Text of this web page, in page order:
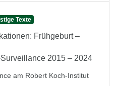
Texte
Frühgeburt –
2015 – 2024
am Robert Koch-Institut